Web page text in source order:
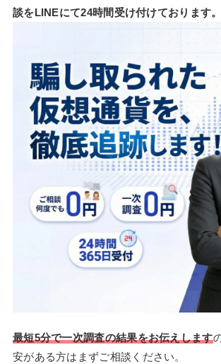
談をLINEにて24時間受け付けております。
最短5分で一次調査の結果をお伝えします
安がある方はまずご相談ください。